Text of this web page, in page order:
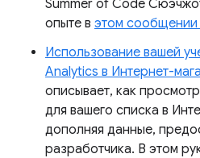
Summer of Code
опыте в этом сообщении
Использование вашей
Analytics в Интернет-
описывает, как
для вашего списка в
дополняя данные,
разработчика. В этом